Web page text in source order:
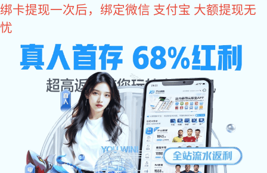
美彩国际
不锈钢精密铸造：铸造砂的具体要求
发布时间：2022-06-24